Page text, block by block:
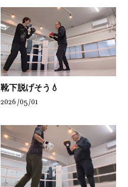
靴下脱げそう💧
2026/05/01